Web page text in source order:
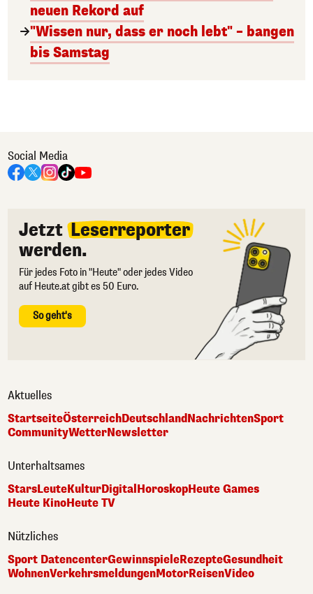
neuen Rekord auf
"Wissen nur, dass er noch lebt" – bangen
bis Samstag
Social Media
Jetzt Leserreporter
werden.
Für jedes Foto in "Heute" oder jedes Video
auf Heute.at gibt es 50 Euro.
So geht's
Aktuelles
StartseiteÖsterreichDeutschlandNachrichtenSport
CommunityWetterNewsletter
Unterhaltsames
StarsLeuteKulturDigital HoroskopHeute Games
Heute KinoHeute TV
Nützliches
Sport DatencenterGewinnspieleRezepteGesundheit
WohnenVerkehrsmeldungenMotorReisenVideo